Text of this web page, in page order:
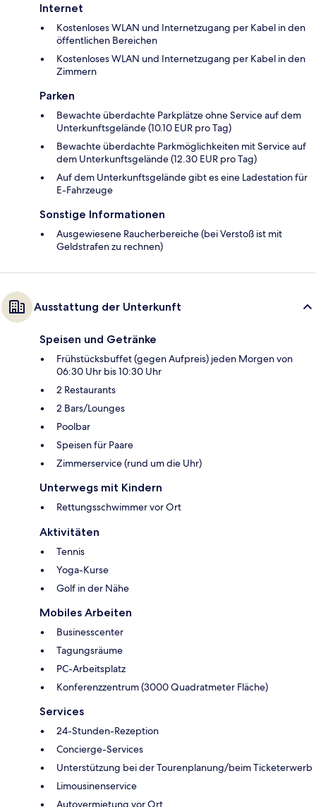
Internet
Kostenloses WLAN und Internetzugang per Kabel in den
öffentlichen Bereichen
Kostenloses WLAN und Internetzugang per Kabel in den
Zimmern
Parken
Bewachte überdachte Parkplätze ohne Service auf dem
Unterkunftsgelände (10.10 EUR pro Tag)
Bewachte überdachte Parkmöglichkeiten mit Service auf
dem Unterkunftsgelände (12.30 EUR pro Tag)
Auf dem Unterkunftsgelände gibt es eine Ladestation für
E-Fahrzeuge
Sonstige Informationen
Ausgewiesene Raucherbereiche (bei Verstoß ist mit
Geldstrafen zu rechnen)
Ausstattung der Unterkunft
Speisen und Getränke
Frühstücksbuffet (gegen Aufpreis) jeden Morgen von
06:30 Uhr bis 10:30 Uhr
2 Restaurants
2 Bars/Lounges
Poolbar
Speisen für Paare
Zimmerservice (rund um die Uhr)
Unterwegs mit Kindern
Rettungsschwimmer vor Ort
Aktivitäten
Tennis
Yoga-Kurse
Golf in der Nähe
Mobiles Arbeiten
Businesscenter
Tagungsräume
PC-Arbeitsplatz
Konferenzzentrum (3000 Quadratmeter Fläche)
Services
24-Stunden-Rezeption
Concierge-Services
Unterstützung bei der Tourenplanung/beim Ticketerwerb
Limousinenservice
Autovermietung vor Ort